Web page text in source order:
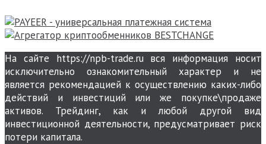
На сайте https://npb-trade.ru вся информация носит
исключительно ознакомительный характер и не
является рекомендацией к осуществлению каких-либо
действий и инвестиций или же покупке\продаже
активов. Трейдинг, как и любой другой вид
инвестиционной деятельности, предусматривает риск
потери капитала.